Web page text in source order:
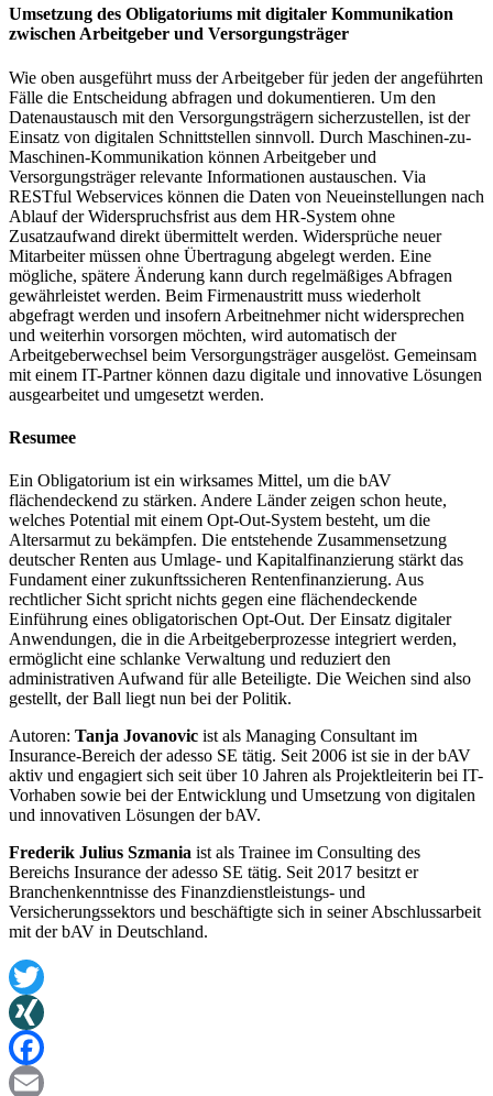
Umsetzung des Obligatoriums mit digitaler Kommunikation
zwischen Arbeitgeber und Versorgungsträger
Wie oben ausgeführt muss der Arbeitgeber für jeden der angeführten
Fälle die Entscheidung abfragen und dokumentieren. Um den
Datenaustausch mit den Versorgungsträgern sicherzustellen, ist der
Einsatz von digitalen Schnittstellen sinnvoll. Durch Maschinen-zu-
Maschinen-Kommunikation können Arbeitgeber und
Versorgungsträger relevante Informationen austauschen. Via
RESTful Webservices können die Daten von Neueinstellungen nach
Ablauf der Widerspruchsfrist aus dem HR-System ohne
Zusatzaufwand direkt übermittelt werden. Widersprüche neuer
Mitarbeiter müssen ohne Übertragung abgelegt werden. Eine
mögliche, spätere Änderung kann durch regelmäßiges Abfragen
gewährleistet werden. Beim Firmenaustritt muss wiederholt
abgefragt werden und insofern Arbeitnehmer nicht widersprechen
und weiterhin vorsorgen möchten, wird automatisch der
Arbeitgeberwechsel beim Versorgungsträger ausgelöst. Gemeinsam
mit einem IT-Partner können dazu digitale und innovative Lösungen
ausgearbeitet und umgesetzt werden.
Resumee
Ein Obligatorium ist ein wirksames Mittel, um die bAV
flächendeckend zu stärken. Andere Länder zeigen schon heute,
welches Potential mit einem Opt-Out-System besteht, um die
Altersarmut zu bekämpfen. Die entstehende Zusammensetzung
deutscher Renten aus Umlage- und Kapitalfinanzierung stärkt das
Fundament einer zukunftssicheren Rentenfinanzierung. Aus
rechtlicher Sicht spricht nichts gegen eine flächendeckende
Einführung eines obligatorischen Opt-Out. Der Einsatz digitaler
Anwendungen, die in die Arbeitgeberprozesse integriert werden,
ermöglicht eine schlanke Verwaltung und reduziert den
administrativen Aufwand für alle Beteiligte. Die Weichen sind also
gestellt, der Ball liegt nun bei der Politik.
Autoren: Tanja Jovanovic ist als Managing Consultant im
Insurance-Bereich der adesso SE tätig. Seit 2006 ist sie in der bAV
aktiv und engagiert sich seit über 10 Jahren als Projektleiterin bei IT-
Vorhaben sowie bei der Entwicklung und Umsetzung von digitalen
und innovativen Lösungen der bAV.
Frederik Julius Szmania ist als Trainee im Consulting des
Bereichs Insurance der adesso SE tätig. Seit 2017 besitzt er
Branchenkenntnisse des Finanzdienstleistungs- und
Versicherungssektors und beschäftigte sich in seiner Abschlussarbeit
mit der bAV in Deutschland.
Twitter
XING
Facebook